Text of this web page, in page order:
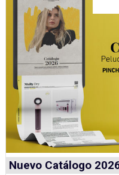
Nuevo Catálogo